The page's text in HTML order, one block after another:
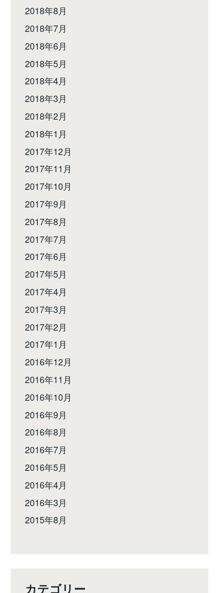
2018年8月
2018年7月
2018年6月
2018年5月
2018年4月
2018年3月
2018年2月
2018年1月
2017年12月
2017年11月
2017年10月
2017年9月
2017年8月
2017年7月
2017年6月
2017年5月
2017年4月
2017年3月
2017年2月
2017年1月
2016年12月
2016年11月
2016年10月
2016年9月
2016年8月
2016年7月
2016年5月
2016年4月
2016年3月
2015年8月
カテゴリー